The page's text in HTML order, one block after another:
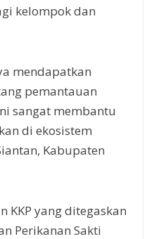
kelompok dan
mendapatkan
pemantauan
sangat membantu
di ekosistem
Kabupaten
KKP yang ditegaskan
Perikanan Sakti